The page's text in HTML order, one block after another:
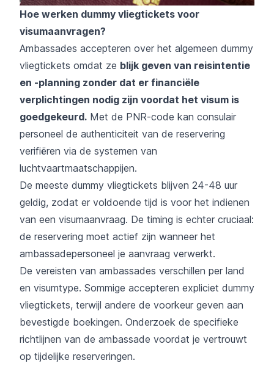
Hoe werken dummy vliegtickets voor
visumaanvragen?
Ambassades accepteren over het algemeen dummy
vliegtickets omdat ze blijk geven van reisintentie
en -planning zonder dat er financiële
verplichtingen nodig zijn voordat het visum is
goedgekeurd. Met de PNR-code kan consulair
personeel de authenticiteit van de reservering
verifiëren via de systemen van
luchtvaartmaatschappijen.
De meeste dummy vliegtickets blijven 24-48 uur
geldig, zodat er voldoende tijd is voor het indienen
van een visumaanvraag. De timing is echter cruciaal:
de reservering moet actief zijn wanneer het
ambassadepersoneel je aanvraag verwerkt.
De vereisten van ambassades verschillen per land
en visumtype. Sommige accepteren expliciet dummy
vliegtickets, terwijl andere de voorkeur geven aan
bevestigde boekingen. Onderzoek de specifieke
richtlijnen van de ambassade voordat je vertrouwt
op tijdelijke reserveringen.